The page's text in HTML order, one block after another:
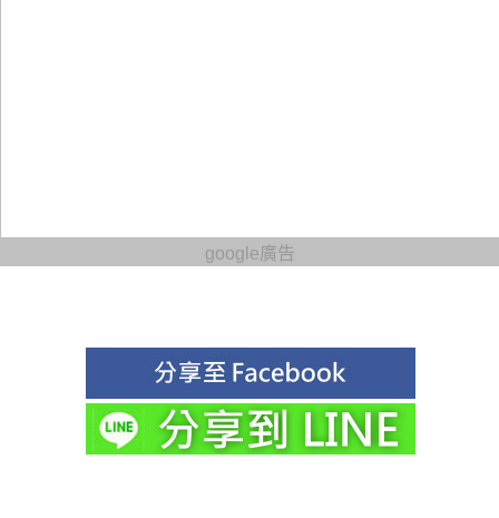
google廣告